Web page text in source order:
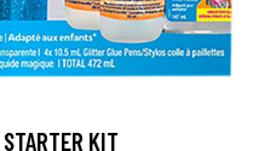
KIT